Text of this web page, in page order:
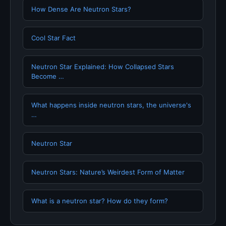
How Dense Are Neutron Stars?
Cool Star Fact
Neutron Star Explained: How Collapsed Stars
Become …
What happens inside neutron stars, the universe's
…
Neutron Star
Neutron Stars: Nature’s Weirdest Form of Matter
What is a neutron star? How do they form?